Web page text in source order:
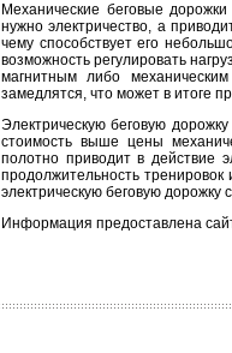
Механические беговые
нужно электричество, а
чему способствует его
возможность регулировать
магнитным либо
замедлятся, что может в итоге
Электрическую беговую
стоимость выше цены
полотно приводит в действие
продолжительность
электрическую беговую
Информация предоставлена